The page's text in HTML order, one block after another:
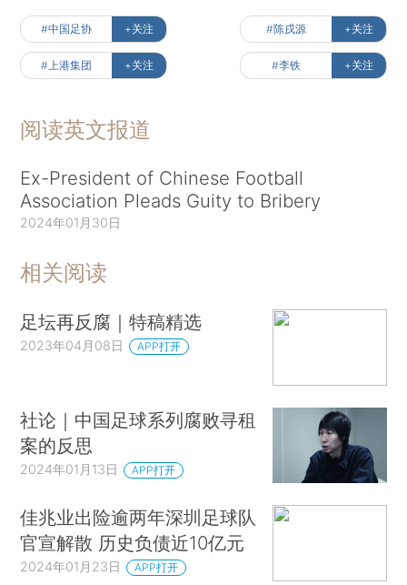
#中国足协 +关注 #陈戌源 +关注
#上港集团 +关注 #李铁 +关注
阅读英文报道
Ex-President of Chinese Football
Association Pleads Guity to Bribery
2024年01月30日
相关阅读
足坛再反腐｜特稿精选
2023年04月08日 APP打开
社论｜中国足球系列腐败寻租
案的反思
2024年01月13日 APP打开
佳兆业出险逾两年深圳足球队
官宣解散 历史负债近10亿元
2024年01月23日 APP打开